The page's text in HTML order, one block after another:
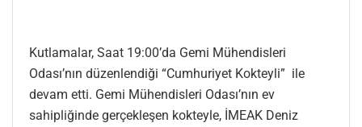
Kutlamalar, Saat 19:00’da Gemi Mühendisleri
Odası’nın düzenlendiği “Cumhuriyet Kokteyli” ile
devam etti. Gemi Mühendisleri Odası’nın ev
sahipliğinde gerçekleşen kokteyle, İMEAK Deniz